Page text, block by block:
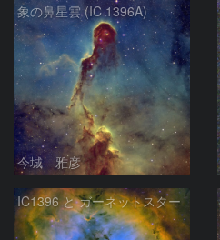
象の鼻星雲 (IC 1396A)
今城 雅彦
IC1396 と ガーネットスター